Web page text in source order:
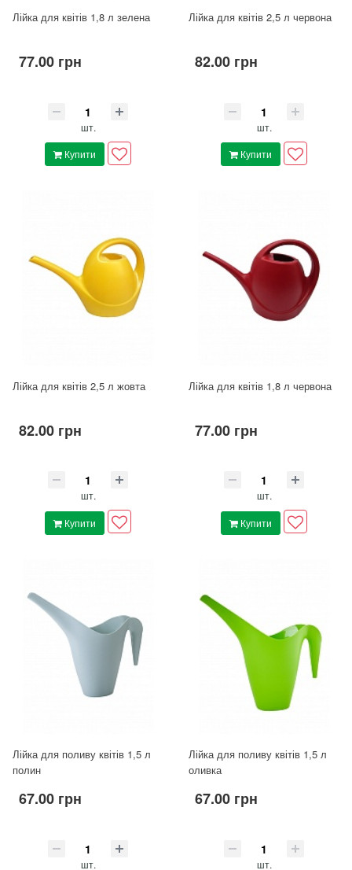
Лійка для квітів 1,8 л зелена
77.00 грн
шт.
Купити
Лійка для квітів 2,5 л червона
82.00 грн
шт.
Купити
Лійка для квітів 2,5 л жовта
82.00 грн
шт.
Купити
Лійка для квітів 1,8 л червона
77.00 грн
шт.
Купити
Лійка для поливу квітів 1,5 л
полин
67.00 грн
шт.
Лійка для поливу квітів 1,5 л
оливка
67.00 грн
шт.